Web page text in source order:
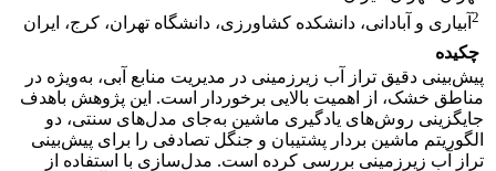
2 آبیاری و آبادانی، دانشکده کشاورزی، دانشگاه تهران، کرج، ایران
چکیده
پیش‌بینی دقیق تراز آب زیرزمینی در مدیریت منابع آبی، به‌ویژه در
مناطق خشک، از اهمیت بالایی برخوردار است. این پژوهش باهدف
جایگزینی روش‌های یادگیری ماشین به‌جای مدل‌های سنتی، دو
الگوریتم ماشین بردار پشتیبان و جنگل تصادفی را برای پیش‌بینی
تراز آب زیرزمینی بررسی کرده است. مدل‌سازی با استفاده از